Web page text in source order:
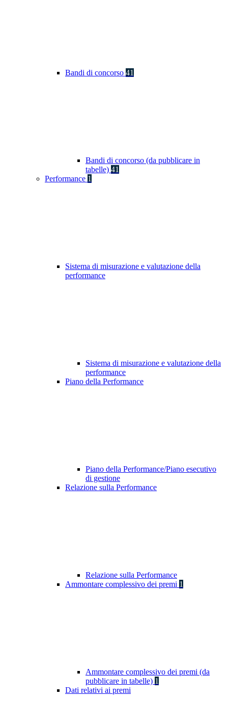
Bandi di concorso 41
Bandi di concorso (da pubblicare in
tabelle) 41
Performance 1
Sistema di misurazione e valutazione della
performance
Sistema di misurazione e valutazione della
performance
Piano della Performance
Piano della Performance/Piano esecutivo
di gestione
Relazione sulla Performance
Relazione sulla Performance
Ammontare complessivo dei premi 1
Ammontare complessivo dei premi (da
pubblicare in tabelle) 1
Dati relativi ai premi